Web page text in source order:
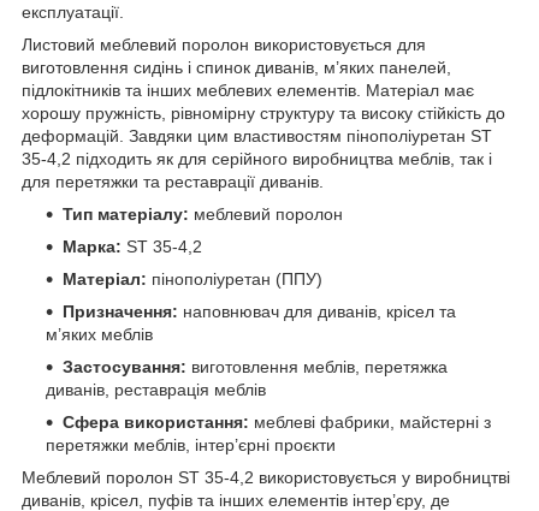
експлуатації.
Листовий меблевий поролон використовується для
виготовлення сидінь і спинок диванів, м’яких панелей,
підлокітників та інших меблевих елементів. Матеріал має
хорошу пружність, рівномірну структуру та високу стійкість до
деформацій. Завдяки цим властивостям пінополіуретан ST
35-4,2 підходить як для серійного виробництва меблів, так і
для перетяжки та реставрації диванів.
Тип матеріалу: меблевий поролон
Марка: ST 35-4,2
Матеріал: пінополіуретан (ППУ)
Призначення: наповнювач для диванів, крісел та
м’яких меблів
Застосування: виготовлення меблів, перетяжка
диванів, реставрація меблів
Сфера використання: меблеві фабрики, майстерні з
перетяжки меблів, інтер’єрні проєкти
Меблевий поролон ST 35-4,2 використовується у виробництві
диванів, крісел, пуфів та інших елементів інтер’єру, де